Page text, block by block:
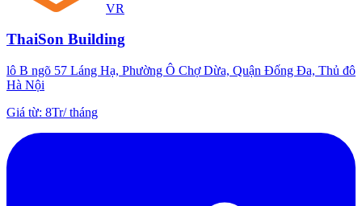
VR
ThaiSon Building
lô B ngõ 57 Láng Hạ, Phường Ô Chợ Dừa, Quận Đống Đa, Thủ đô
Hà Nội
Giá từ: 8Tr/tháng